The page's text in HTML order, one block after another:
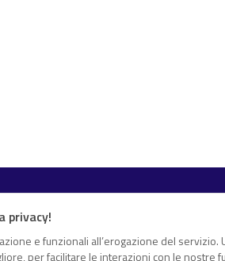
e proprio “knowledge hub”
argomenti di tuo interesse
privacy!
e funzionali all’erogazione del servizio.
per facilitare le interazioni con le nostre